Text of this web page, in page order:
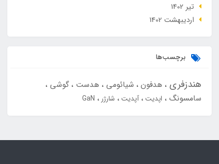
تير 1402
ارديبهشت 1402
برچسب‌ها
هندزفری هدفون شیائومی هدست گوشی
سامسونگ
اپدیت آپدیت شارژر GaN